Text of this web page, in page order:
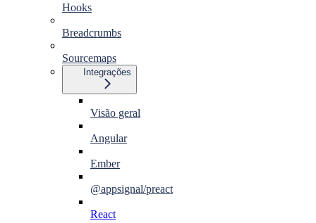
Hooks
Breadcrumbs
Sourcemaps
Integrações
Visão geral
Angular
Ember
@appsignal/preact
React